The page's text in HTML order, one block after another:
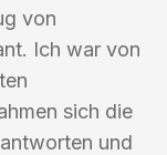
von
Ich war von
sich die
und